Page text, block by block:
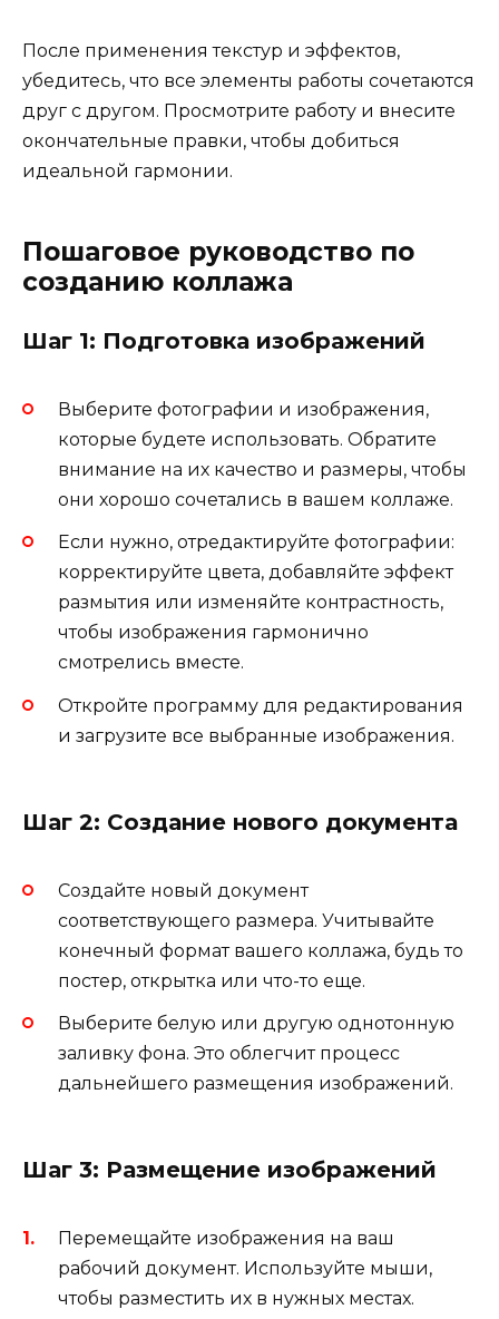
После применения текстур и эффектов,
убедитесь, что все элементы работы сочетаются
друг с другом. Просмотрите работу и внесите
окончательные правки, чтобы добиться
идеальной гармонии.
Пошаговое руководство по
созданию коллажа
Шаг 1: Подготовка изображений
Выберите фотографии и изображения,
которые будете использовать. Обратите
внимание на их качество и размеры, чтобы
они хорошо сочетались в вашем коллаже.
Если нужно, отредактируйте фотографии:
корректируйте цвета, добавляйте эффект
размытия или изменяйте контрастность,
чтобы изображения гармонично
смотрелись вместе.
Откройте программу для редактирования
и загрузите все выбранные изображения.
Шаг 2: Создание нового документа
Создайте новый документ
соответствующего размера. Учитывайте
конечный формат вашего коллажа, будь то
постер, открытка или что-то еще.
Выберите белую или другую однотонную
заливку фона. Это облегчит процесс
дальнейшего размещения изображений.
Шаг 3: Размещение изображений
Перемещайте изображения на ваш
рабочий документ. Используйте мыши,
чтобы разместить их в нужных местах.